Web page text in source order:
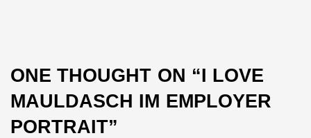
ONE THOUGHT ON “I LOVE
MAULDASCH IM EMPLOYER
PORTRAIT”